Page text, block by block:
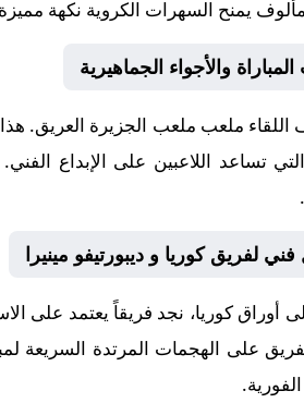
يمنح السهرات الكروية نكهة مميزة
والأجواء الجماهيرية
ملعب ملعب الجزيرة العريق.
التي تساعد اللاعبين على الإبداع
لفريق كوريا و ديبورتيفو مينيرا
أوراقكوريا، نجد فريقاً يعتمد على
على الهجمات المرتدة السريعة
الفورية.